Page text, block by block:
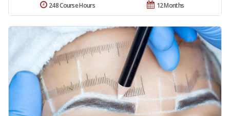
12 Months
248 Course Hours